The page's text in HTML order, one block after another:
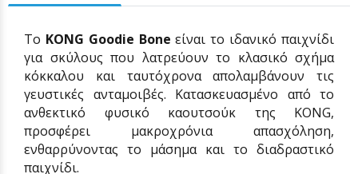
Το KONG Goodie Bone είναι το ιδανικό παιχνίδι
για σκύλους που λατρεύουν το κλασικό σχήμα
κόκκαλου και ταυτόχρονα απολαμβάνουν τις
γευστικές ανταμοιβές. Κατασκευασμένο από το
ανθεκτικό φυσικό καουτσούκ της KONG,
προσφέρει μακροχρόνια απασχόληση,
ενθαρρύνοντας το μάσημα και το διαδραστικό
παιχνίδι.